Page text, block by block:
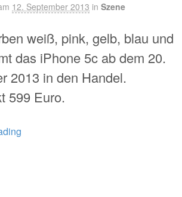
12. September 2013 in Szene
weiß, pink, gelb, blau und
das iPhone 5c ab dem 20.
2013 in den Handel.
599 Euro.